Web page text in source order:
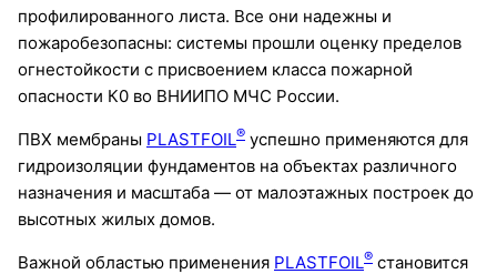
профилированного листа. Все они надежны и
пожаробезопасны: системы прошли оценку пределов
огнестойкости с присвоением класса пожарной
опасности К0 во ВНИИПО МЧС России.
ПВХ мембраны PLASTFOIL® успешно применяются для
гидроизоляции фундаментов на объектах различного
назначения и масштаба — от малоэтажных построек до
высотных жилых домов.
Важной областью применения PLASTFOIL® становится